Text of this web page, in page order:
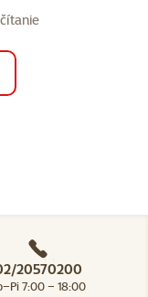
20570200
7:00 – 18:00